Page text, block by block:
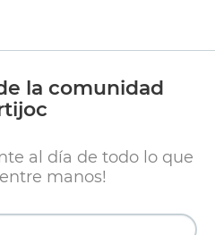
la comunidad
al día de todo lo que
manos!